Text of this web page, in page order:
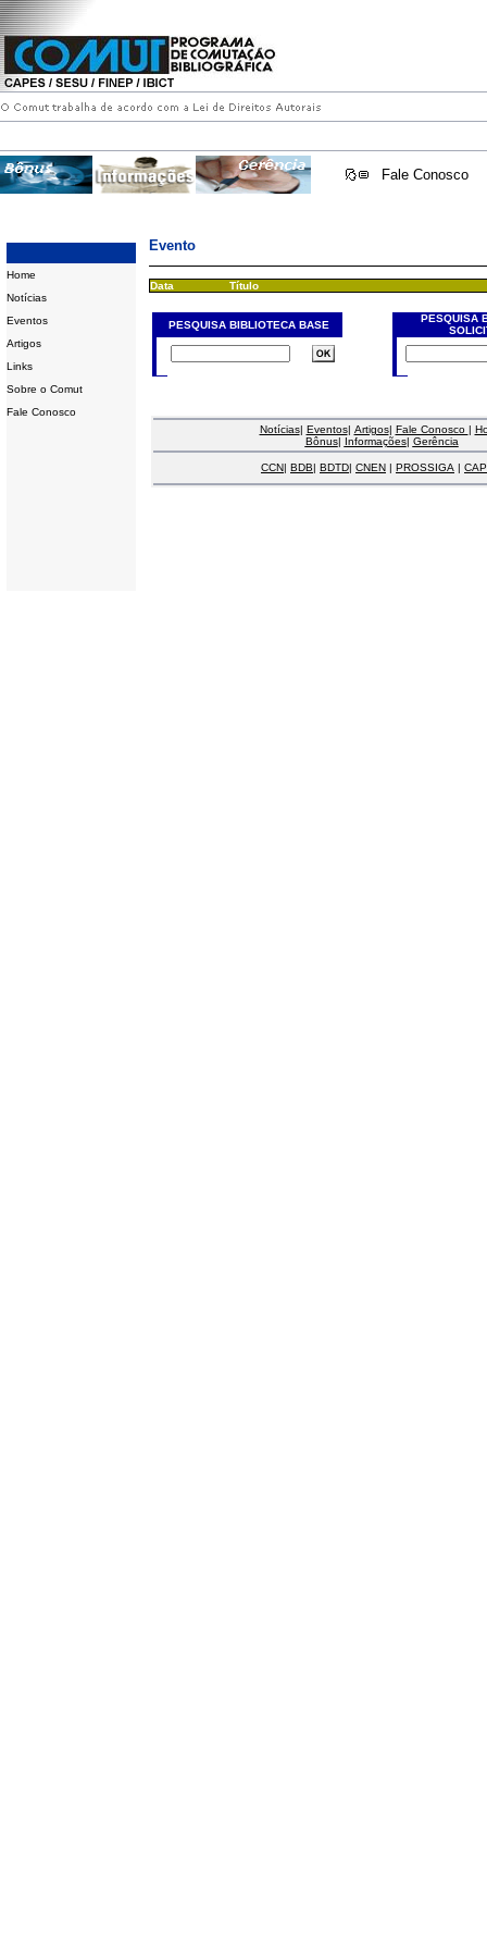
Fale Conosco
Home
Notícias
Eventos
Artigos
Links
Sobre o Comut
Fale Conosco
Evento
Data Título
PESQUISA BIBLIOTECA BASE
PESQUISA
Notícias| Eventos| Artigos| Fale Conosco |
Bônus| Informações| Gerência
CCN| BDB| BDTD| CNEN | PROSSIGA |